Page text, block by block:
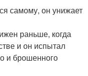
самому, он унижает
раньше, когда
и он испытал
и брошенного